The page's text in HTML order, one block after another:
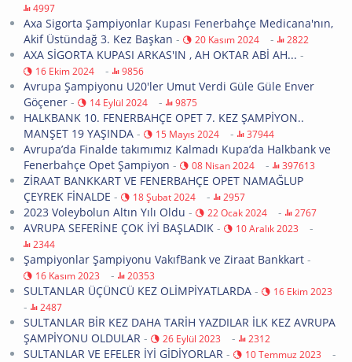
4997
Axa Sigorta Şampiyonlar Kupası Fenerbahçe Medicana'nın,
Akif Üstündağ 3. Kez Başkan - 20 Kasım 2024 - 2822
AXA SİGORTA KUPASI ARKAS'IN , AH OKTAR ABİ AH... -
16 Ekim 2024 - 9856
Avrupa Şampiyonu U20'ler Umut Verdi Güle Güle Enver
Göçener - 14 Eylül 2024 - 9875
HALKBANK 10. FENERBAHÇE OPET 7. KEZ ŞAMPİYON..
MANŞET 19 YAŞINDA - 15 Mayıs 2024 - 37944
Avrupa’da Finalde takımımız Kalmadı Kupa’da Halkbank ve
Fenerbahçe Opet Şampiyon - 08 Nisan 2024 - 397613
ZİRAAT BANKKART VE FENERBAHÇE OPET NAMAĞLUP
ÇEYREK FİNALDE - 18 Şubat 2024 - 2957
2023 Voleybolun Altın Yılı Oldu - 22 Ocak 2024 - 2767
AVRUPA SEFERİNE ÇOK İYİ BAŞLADIK - 10 Aralık 2023 -
2344
Şampiyonlar Şampiyonu VakıfBank ve Ziraat Bankkart -
16 Kasım 2023 - 20353
SULTANLAR ÜÇÜNCÜ KEZ OLİMPİYATLARDA - 16 Ekim 2023
- 2487
SULTANLAR BİR KEZ DAHA TARİH YAZDILAR İLK KEZ AVRUPA
ŞAMPİYONU OLDULAR - 26 Eylül 2023 - 2312
SULTANLAR VE EFELER İYİ GİDİYORLAR - 10 Temmuz 2023 -